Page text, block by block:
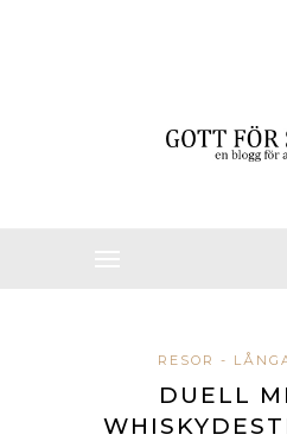
RESOR -
DUELL